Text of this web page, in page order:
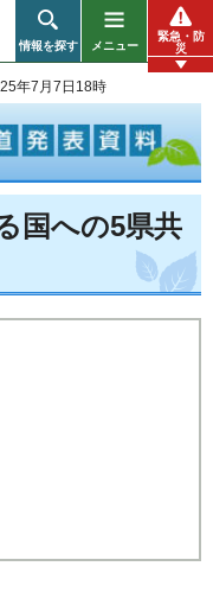
情報を探す メニュー
緊急・防
災
年7月7日18時
国への5県共